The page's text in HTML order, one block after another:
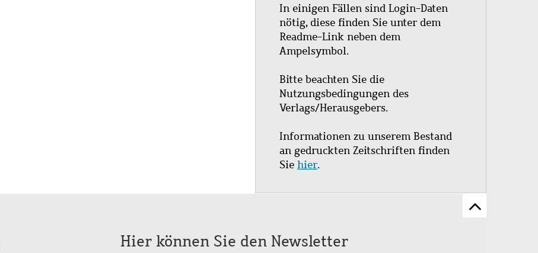
In einigen Fällen sind Login-Daten
nötig, diese finden Sie unter dem
Readme-Link neben dem
Ampelsymbol.
Bitte beachten Sie die
Nutzungsbedingungen des
Verlags/Herausgebers.
Informationen zu unserem Bestand
an gedruckten Zeitschriften finden
Sie hier.
Zum
Hier können Sie den Newsletter